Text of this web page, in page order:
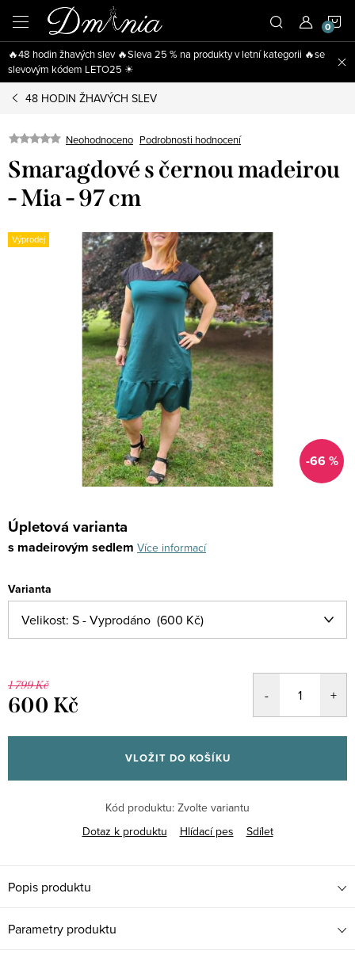
obsah
🔥48 hodin žhavých slev 🔥Sleva 25 % na produkty v letní kategorii 🔥se
slevovým kódem LETO25 ☀
48 HODIN ŽHAVÝCH SLEV
Neohodnoceno Podrobnosti hodnocení
Smaragdové s černou madeirou
- Mia - 97 cm
Výprodej
-66 %
Úpletová varianta
s madeirovým sedlem Více informací
Varianta
1 799 Kč
600 Kč
cena:
VLOŽIT DO KOŠÍKU
Kód produktu: Zvolte variantu
Dotaz k produktu
Hlídací pes Sdílet
Popis produktu
Parametry produktu